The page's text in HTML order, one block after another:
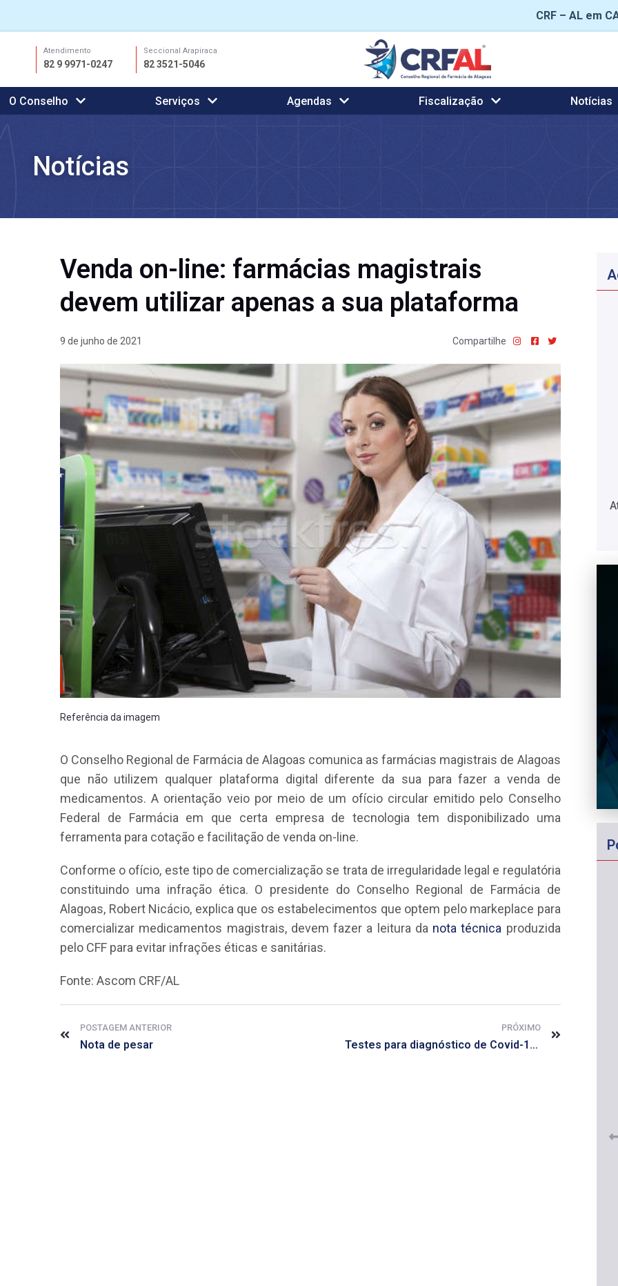
CRF – AL em
conteúdo
Atendimento
82 9 9971-0247
Seccional Arapiraca
82 3521-5046
O Conselho Serviços Agendas Fiscalização Notícias
Notícias
Venda on-line: farmácias magistrais
devem utilizar apenas a sua plataforma
9 de junho de 2021 Compartilhe
Referência da imagem
O Conselho Regional de Farmácia de Alagoas comunica as farmácias magistrais de Alagoas
que não utilizem qualquer plataforma digital diferente da sua para fazer a venda de
medicamentos. A orientação veio por meio de um ofício circular emitido pelo Conselho
Federal de Farmácia em que certa empresa de tecnologia tem disponibilizado uma
ferramenta para cotação e facilitação de venda on-line.
Conforme o ofício, este tipo de comercialização se trata de irregularidade legal e regulatória
constituindo uma infração ética. O presidente do Conselho Regional de Farmácia de
Alagoas, Robert Nicácio, explica que os estabelecimentos que optem pelo markeplace para
comercializar medicamentos magistrais, devem fazer a leitura da nota técnica produzida
pelo CFF para evitar infrações éticas e sanitárias.
Fonte: Ascom CRF/AL
POSTAGEM ANTERIOR
Nota de pesar
PRÓXIMO
Testes para diagnóstico de Covid-19 não atestam proteção vacinal